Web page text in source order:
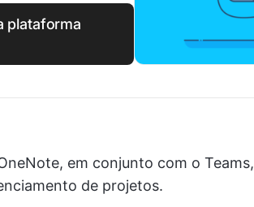
plataforma
em conjunto com o Teams,
de projetos.